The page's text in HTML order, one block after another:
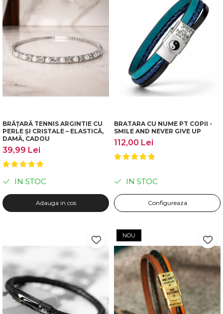
perfectă pentru a
o persoană dragă sau pentru
răsfăța energia vibrantă!
BRĂȚARĂ TENNIS ARGINTIE CU
PERLE ȘI CRISTALE – ELASTICĂ,
DAMĂ, CADOU
39,99 Lei
IN STOC
Adauga in cos
BRATARA CU NUME PT COPII -
SMILE AND NEVER GIVE UP
112,00 Lei
IN STOC
Configureaza
NOU